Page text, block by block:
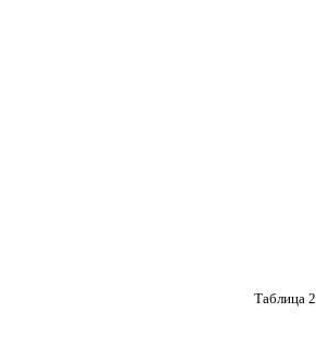
Таблица 2